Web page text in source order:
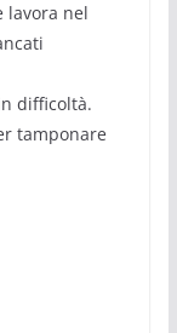
lavora nel
difficoltà.
tamponare